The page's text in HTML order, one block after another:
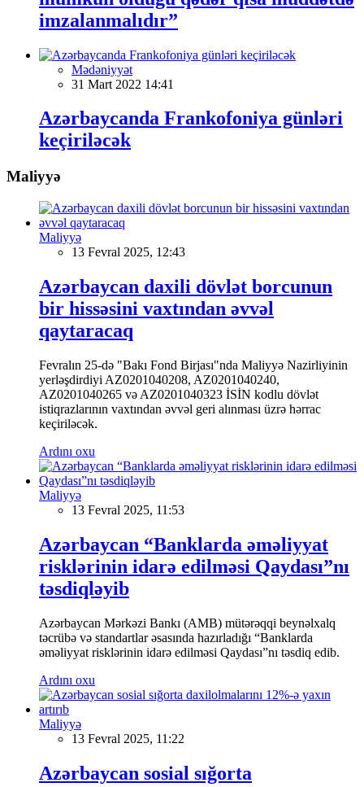
imzalanmalıdır”
Mədəniyyət
31 Mart 2022 14:41
Azərbaycanda Frankofoniya günləri
keçiriləcək
Maliyyə
Maliyyə
13 Fevral 2025, 12:43
Azərbaycan daxili dövlət borcunun
bir hissəsini vaxtından əvvəl
qaytaracaq
Fevralın 25-də "Bakı Fond Birjası"nda Maliyyə Nazirliyinin
yerləşdirdiyi AZ0201040208, AZ0201040240,
AZ0201040265 və AZ0201040323 İSİN kodlu dövlət
istiqrazlarının vaxtından əvvəl geri alınması üzrə hərrac
keçiriləcək.
Ardını oxu
Maliyyə
13 Fevral 2025, 11:53
Azərbaycan “Banklarda əməliyyat
risklərinin idarə edilməsi Qaydası”nı
təsdiqləyib
Azərbaycan Mərkəzi Bankı (AMB) mütərəqqi beynəlxalq
təcrübə və standartlar əsasında hazırladığı “Banklarda
əməliyyat risklərinin idarə edilməsi Qaydası”nı təsdiq edib.
Ardını oxu
Maliyyə
13 Fevral 2025, 11:22
Azərbaycan sosial sığorta